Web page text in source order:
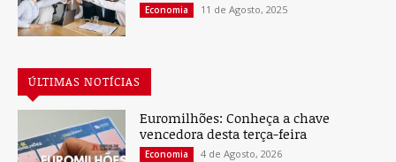
Economia 11 de Agosto, 2025
ÚLTIMAS NOTÍCIAS
Euromilhões: Conheça a chave
vencedora desta terça-feira
Economia 4 de Agosto, 2026